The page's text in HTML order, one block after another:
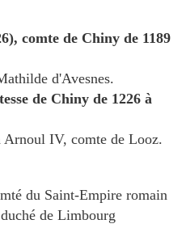
comte de Chiny de 1189
d'Avesnes.
de Chiny de 1226 à
Arnoul IV, comte de Looz.
du Saint-Empire romain
de Limbourg